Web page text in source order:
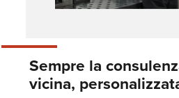
Sempre la
vicina,